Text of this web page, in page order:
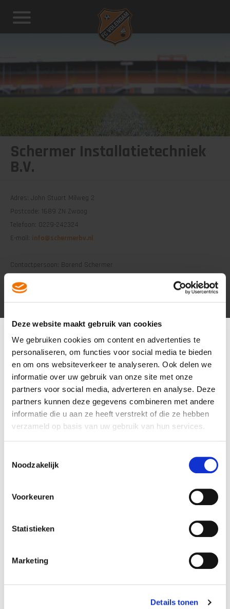
Deze website maakt gebruik van cookies
We gebruiken cookies om content en advertenties te
personaliseren, om functies voor social media te bieden
en om ons websiteverkeer te analyseren. Ook delen we
informatie over uw gebruik van onze site met onze
partners voor social media, adverteren en analyse. Deze
partners kunnen deze gegevens combineren met andere
informatie die u aan ze heeft verstrekt of die ze hebben
verzameld op basis van uw gebruik van hun services.
Noodzakelijk
Voorkeuren
Statistieken
Marketing
Details tonen
Schermer Installatietechniek
B.V.
Adres: John Stuart Milweg 2
Postcode: 1689 ZN Zwaag
Telefoon: 0229-242324
E-mail: info@schermerbv.nl
Contactpersoon: Barend Schermer
Over Schermer Installatietechniek
werktuigbouwkundige installaties en systemen t.b.v. de
utiliteitsbouw. Als zogenaamd W-installateur zorgen wij voor optimale
processing op gebied van verwarming, koeling, ventilatie,
regeltechniek, waterbeheer en waterafvoer.
www.schermerbv.nl
« Terug naar sponsoroverzicht